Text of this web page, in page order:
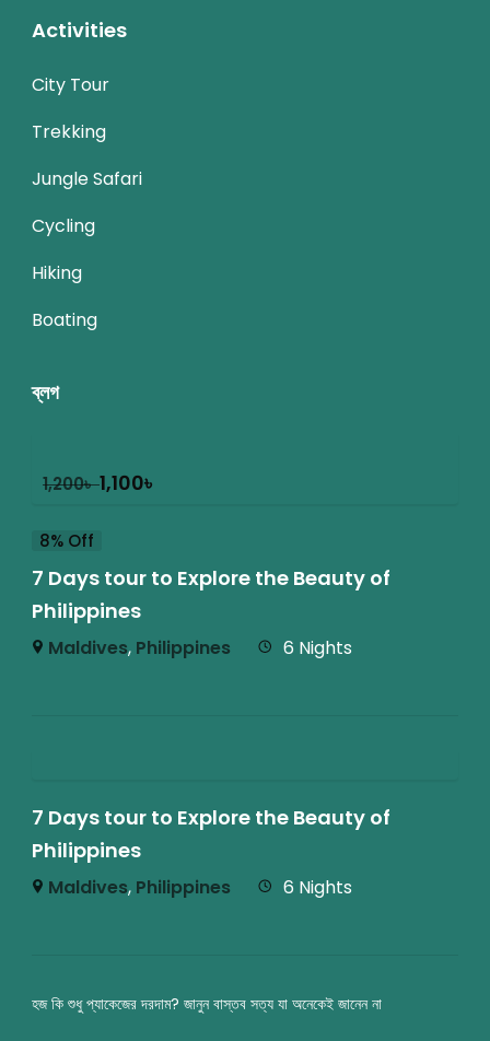
Activities
City Tour
Trekking
Jungle Safari
Cycling
Hiking
Boating
ব্লগ
1,200৳1,100৳
8% Off
7 Days tour to Explore the Beauty of
Philippines
Maldives, Philippines 6 Nights
7 Days tour to Explore the Beauty of
Philippines
Maldives, Philippines 6 Nights
হজ কি শুধু প্যাকেজের দরদাম? জানুন বাস্তব সত্য যা অনেকেই জানেন না